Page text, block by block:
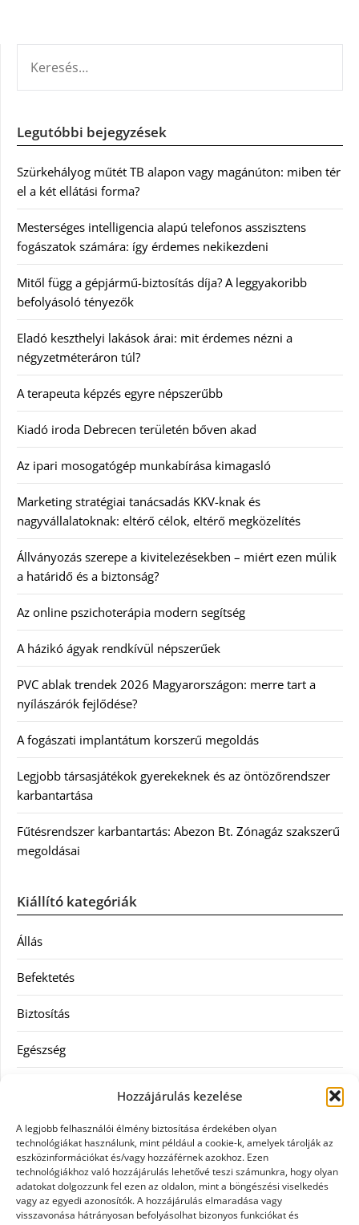
Hozzájárulás kezelése
A legjobb felhasználói élmény biztosítása érdekében olyan
technológiákat használunk, mint például a cookie-k, amelyek tárolják az
eszközinformációkat és/vagy hozzáférnek azokhoz. Ezen
technológiákhoz való hozzájárulás lehetővé teszi számunkra, hogy olyan
adatokat dolgozzunk fel ezen az oldalon, mint a böngészési viselkedés
vagy az egyedi azonosítók. A hozzájárulás elmaradása vagy
visszavonása hátrányosan befolyásolhat bizonyos funkciókat és
Legutóbbi bejegyzések
Szürkehályog műtét TB alapon vagy magánúton: miben tér
el a két ellátási forma?
Mesterséges intelligencia alapú telefonos asszisztens
fogászatok számára: így érdemes nekikezdeni
Mitől függ a gépjármű-biztosítás díja? A leggyakoribb
befolyásoló tényezők
Eladó keszthelyi lakások árai: mit érdemes nézni a
négyzetméteráron túl?
A terapeuta képzés egyre népszerűbb
Kiadó iroda Debrecen területén bőven akad
Az ipari mosogatógép munkabírása kimagasló
Marketing stratégiai tanácsadás KKV-knak és
nagyvállalatoknak: eltérő célok, eltérő megközelítés
Állványozás szerepe a kivitelezésekben – miért ezen múlik
a határidő és a biztonság?
Az online pszichoterápia modern segítség
A házikó ágyak rendkívül népszerűek
PVC ablak trendek 2026 Magyarországon: merre tart a
nyílászárók fejlődése?
A fogászati implantátum korszerű megoldás
Legjobb társasjátékok gyerekeknek és az öntözőrendszer
karbantartása
Fűtésrendszer karbantartás: Abezon Bt. Zónagáz szakszerű
megoldásai
Kiállító kategóriák
Állás
Befektetés
Biztosítás
Egészség
Ingatlan
Művészetek és szórakozás
Múzeumok